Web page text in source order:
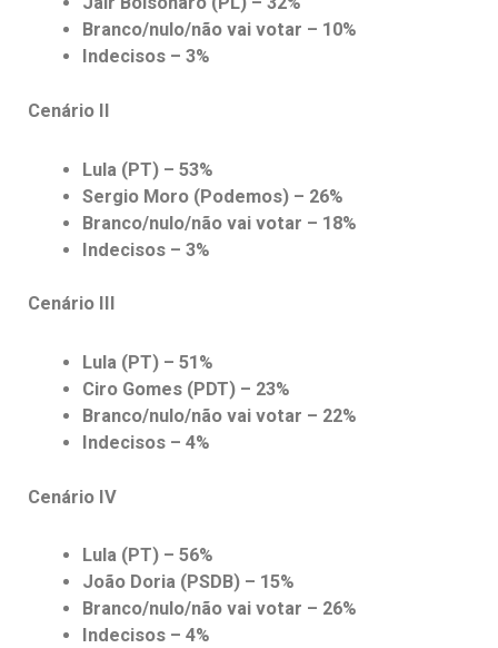
Branco/nulo/não vai votar – 10%
Indecisos – 3%
Cenário II
Lula (PT) – 53%
Sergio Moro (Podemos) – 26%
Branco/nulo/não vai votar – 18%
Indecisos – 3%
Cenário III
Lula (PT) – 51%
Ciro Gomes (PDT) – 23%
Branco/nulo/não vai votar – 22%
Indecisos – 4%
Cenário IV
Lula (PT) – 56%
João Doria (PSDB) – 15%
Branco/nulo/não vai votar – 26%
Indecisos – 4%